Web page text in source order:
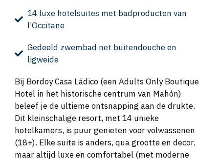
14 luxe hotelsuites met badproducten van
l’Occitane
Gedeeld zwembad net buitendouche en
ligweide
Bij Bordoy Casa Ládico (een Adults Only Boutique
Hotel in het historische centrum van Mahón)
beleef je de ultieme ontsnapping aan de drukte.
Dit kleinschalige resort, met 14 unieke
hotelkamers, is puur genieten voor volwassenen
(18+). Elke suite is anders, qua grootte en decor,
maar altijd luxe en comfortabel (met moderne